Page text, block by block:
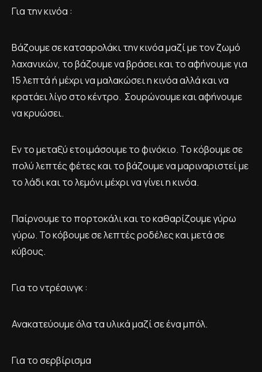
Για την κινόα :
Βάζουμε σε κατσαρολάκι την κινόα μαζί με τον ζωμό
λαχανικών, το βάζουμε να βράσει και το αφήνουμε για
15 λεπτά ή μέχρι να μαλακώσει η κινόα αλλά και να
κρατάει λίγο στο κέντρο. Σουρώνουμε και αφήνουμε
να κρυώσει.
Εν το μεταξύ ετοιμάσουμε το φινόκιο. Το κόβουμε σε
πολύ λεπτές φέτες και το βάζουμε να μαριναριστεί με
το λάδι και το λεμόνι μέχρι να γίνει η κινόα.
Παίρνουμε το πορτοκάλι και το καθαρίζουμε γύρω
γύρω. Το κόβουμε σε λεπτές ροδέλες και μετά σε
κύβους.
Για το ντρέσινγκ :
Ανακατεύουμε όλα τα υλικά μαζί σε ένα μπόλ.
Για το σερβίρισμα